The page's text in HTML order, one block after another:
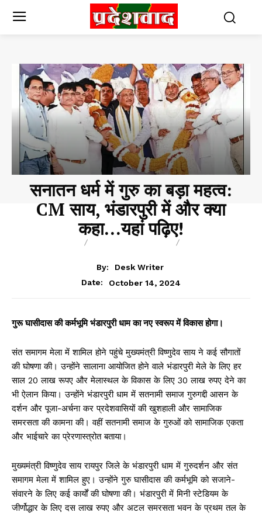
सनातन धर्म में गुरु का बड़ा महत्व:
CM साय, भंडारपुरी में और क्या
कहा…यहां पढ़िए!
By:
Desk Writer
Date:
October 14, 2024
गुरू घासीदास की कर्मभूमि भंडारपुरी धाम का नए स्वरूप में विकास होगा।
संत समागम मेला में शामिल होने पहुंचे मुख्यमंत्री विष्णुदेव साय ने कई सौगातों
की घोषणा की। उन्होंने सालाना आयोजित होने वाले भंडारपुरी मेले के लिए हर
साल 20 लाख रूपए और मेलास्थल के विकास के लिए 30 लाख रुपए देने का
भी ऐलान किया। उन्होंने भंडारपुरी धाम में सतनामी समाज गुरुगद्दी आसन के
दर्शन और पूजा-अर्चना कर प्रदेशवासियों की खुशहाली और सामाजिक
समरसता की कामना की। वहीं सतनामी समाज के गुरुओं को सामाजिक एकता
और भाईचारे का प्रेरणास्त्रोत बताया।
मुख्यमंत्री विष्णुदेव साय रायपुर जिले के भंडारपुरी धाम में गुरुदर्शन और संत
समागम मेला में शामिल हुए। उन्होंने गुरु घासीदास की कर्मभूमि को सजाने-
संवारने के लिए कई कार्यों की घोषणा की। भंडारपुरी में मिनी स्टेडियम के
जीर्णोद्धार के लिए दस लाख रुपए और अटल समरसता भवन के प्रथम तल के